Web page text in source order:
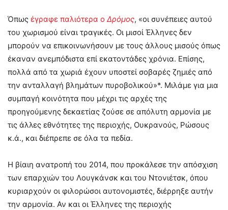
Όπως έγραφε παλιότερα ο Δρόμος, «οι συνέπειες αυτού
του χωρισμού είναι τραγικές. Οι μισοί Έλληνες δεν
μπορούν να επικοινωνήσουν με τους άλλους μισούς όπως
έκαναν ανεμπόδιστα επί εκατοντάδες χρόνια. Επίσης,
πολλά από τα χωριά έχουν υποστεί σοβαρές ζημιές από
την ανταλλαγή βλημάτων πυροβολικού»*. Μιλάμε για μια
συμπαγή κοινότητα που μέχρι τις αρχές της
προηγούμενης δεκαετίας ζούσε σε απόλυτη αρμονία με
τις άλλες εθνότητες της περιοχής, Ουκρανούς, Ρώσους
κ.ά., και διέπρεπε σε όλα τα πεδία.
Η βίαιη ανατροπή του 2014, που προκάλεσε την απόσχιση
των επαρχιών του Λουγκάνσκ και του Ντονιέτσκ, όπου
κυριαρχούν οι φιλορώσοι αυτονομιστές, διέρρηξε αυτήν
την αρμονία. Αν και οι Έλληνες της περιοχής